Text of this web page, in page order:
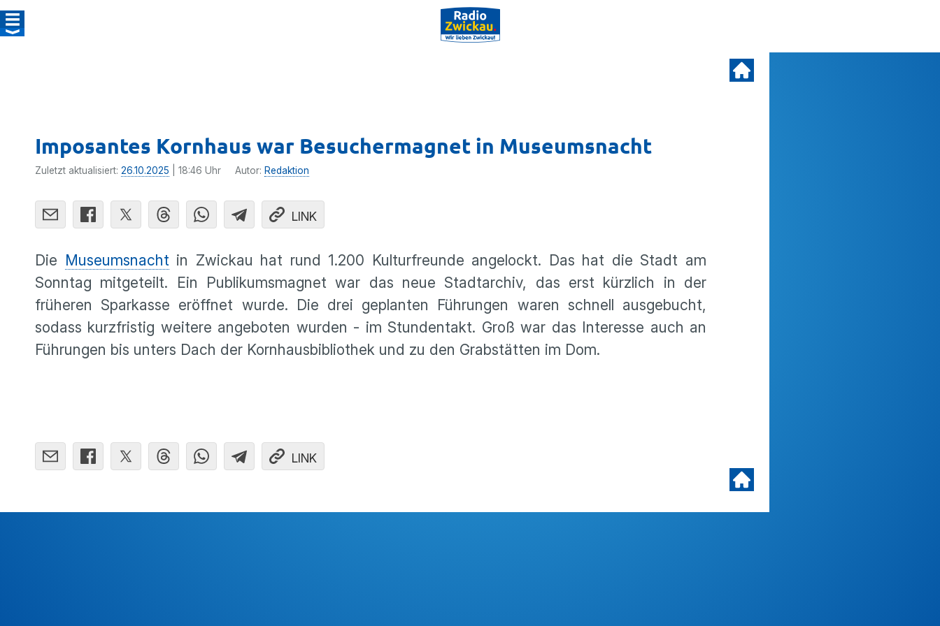
Imposantes Kornhaus war Besuchermagnet in Museumsnacht
Zuletzt aktualisiert: 26.10.2025 | 18:46 Uhr Autor: Redaktion
LINK
Die Museumsnachtin Zwickau hat rund 1.200 Kulturfreunde angelockt. Das hat die Stadt am
Sonntag mitgeteilt. Ein Publikumsmagnet war das neue Stadtarchiv, das erst kürzlich in der
früheren Sparkasse eröffnet wurde. Die drei geplanten Führungen waren schnell ausgebucht,
sodass kurzfristig weitere angeboten wurden - im Stundentakt. Groß war das Interesse auch an
Führungen bis unters Dach der Kornhausbibliothek und zu den Grabstätten im Dom.
LINK